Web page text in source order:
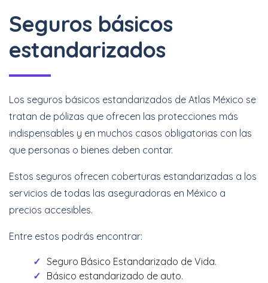
Seguros básicos
estandarizados
Los seguros básicos estandarizados de Atlas México se
tratan de pólizas que ofrecen las protecciones más
indispensables y en muchos casos obligatorias con las
que personas o bienes deben contar.
Estos seguros ofrecen coberturas estandarizadas a los
servicios de todas las aseguradoras en México a
precios accesibles.
Entre estos podrás encontrar:
Seguro Básico Estandarizado de Vida.
Básico estandarizado de auto.